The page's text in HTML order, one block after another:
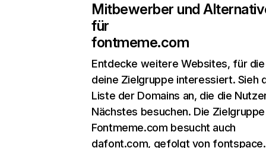
Mitbewerber und
für
fontmeme.com
Entdecke weitere Websites, für
deine Zielgruppe interessiert. Sieh
Liste der Domains an, die die
Nächstes besuchen. Die
Fontmeme.com besucht auch
dafont.com, gefolgt von